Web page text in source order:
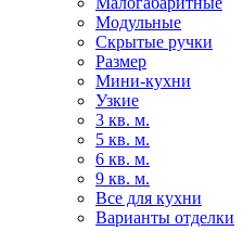
Модульные
Скрытые ручки
Размер
Мини-кухни
Узкие
3 кв. м.
5 кв. м.
6 кв. м.
9 кв. м.
Все для кухни
Варианты отделки